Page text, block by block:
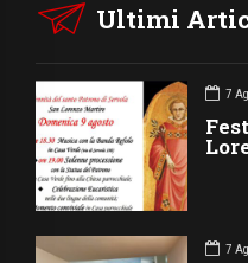
Ultimi
7
7